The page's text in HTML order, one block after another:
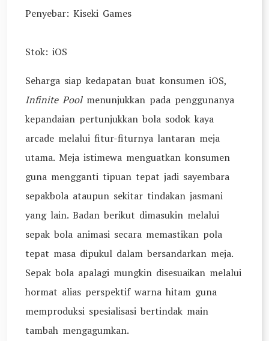
Penyebar: Kiseki Games
Stok: iOS
Seharga siap kedapatan buat konsumen iOS,
Infinite Pool menunjukkan pada penggunanya
kepandaian pertunjukkan bola sodok kaya
arcade melalui fitur-fiturnya lantaran meja
utama. Meja istimewa menguatkan konsumen
guna mengganti tipuan tepat jadi sayembara
sepakbola ataupun sekitar tindakan jasmani
yang lain. Badan berikut dimasukin melalui
sepak bola animasi secara memastikan pola
tepat masa dipukul dalam bersandarkan meja.
Sepak bola apalagi mungkin disesuaikan melalui
hormat alias perspektif warna hitam guna
memproduksi spesialisasi bertindak main
tambah mengagumkan.